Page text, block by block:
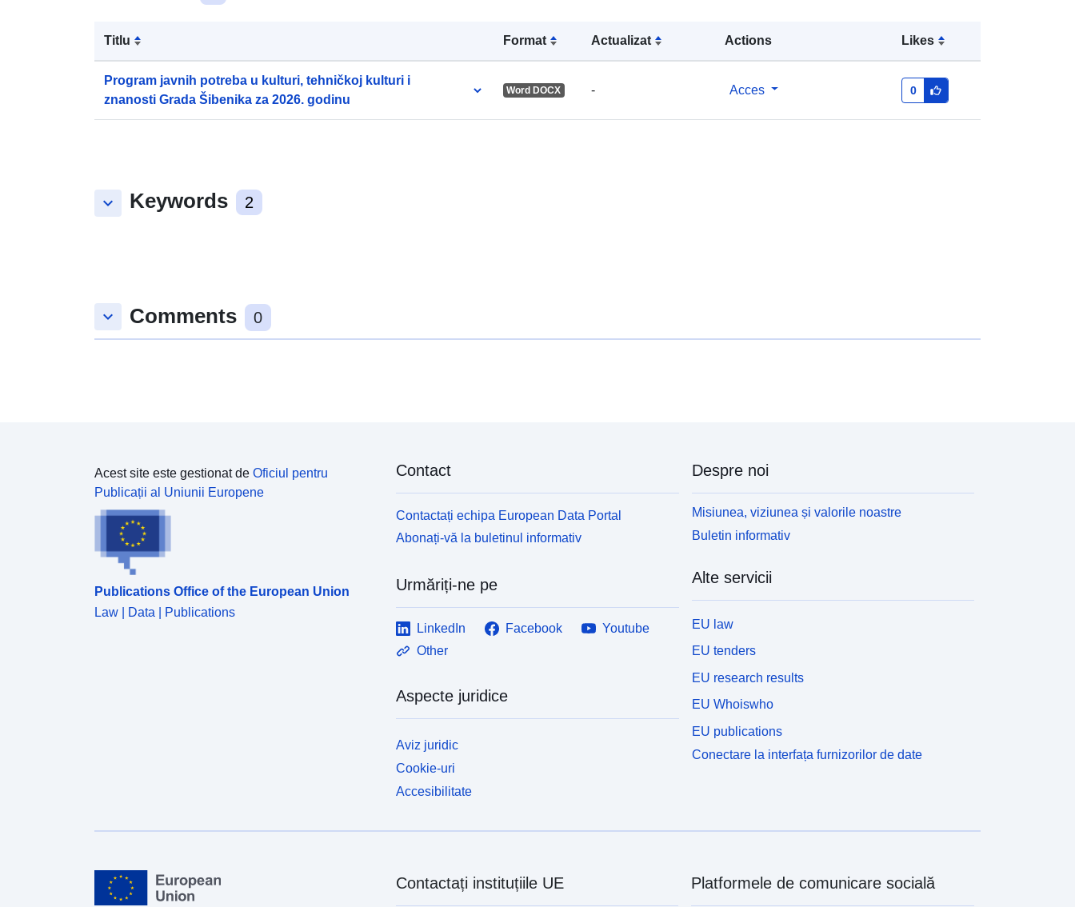
Titlu Format Actualizat Actions Likes
Program javnih potreba u kulturi, tehničkoj kulturi i
znanosti Grada Šibenika za 2026. godinu
Word DOCX - Acces 0
keyboard_arrow_down Keywords 2
keyboard_arrow_down Comments 0
Acest site este gestionat de Oficiul pentru
Publicații al Uniunii Europene
Publications Office of the European Union
Law | Data | Publications
Contact
Contactați echipa European Data Portal
Abonați-vă la buletinul informativ
Urmăriți-ne pe
LinkedIn Facebook
Youtube
Other
Aspecte juridice
Aviz juridic
Cookie-uri
Accesibilitate
Despre noi
Misiunea, viziunea și valorile noastre
Buletin informativ
Alte servicii
EU law
EU tenders
EU research results
EU Whoiswho
EU publications
Conectare la interfața furnizorilor de date
Contactați instituțiile UE Platformele de comunicare socială